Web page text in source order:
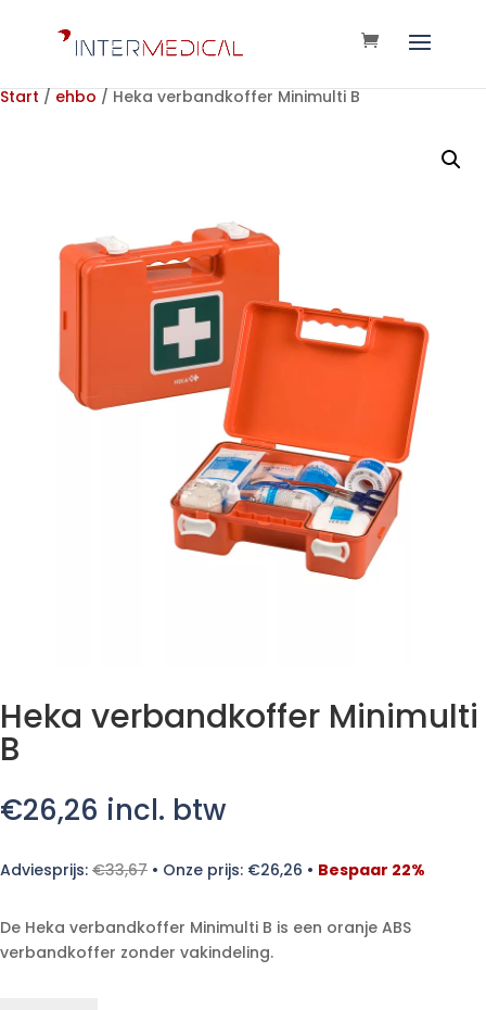
Start / ehbo / Heka verbandkoffer Minimulti B
Heka verbandkoffer Minimulti
B
€26,26 incl. btw
Adviesprijs: €33,67 • Onze prijs: €26,26 • Bespaar 22%
De Heka verbandkoffer Minimulti B is een oranje ABS
verbandkoffer zonder vakindeling.